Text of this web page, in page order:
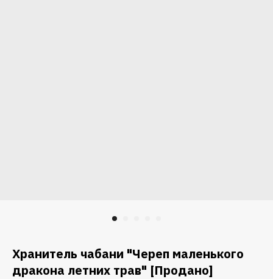
Хранитель чабани "Череп маленького
дракона летних трав" [Продано]